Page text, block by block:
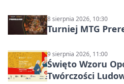
8 sierpnia 2026, 10:30
Turniej MTG
9 sierpnia 2026, 11:00
Święto Wzoru
Twórczości